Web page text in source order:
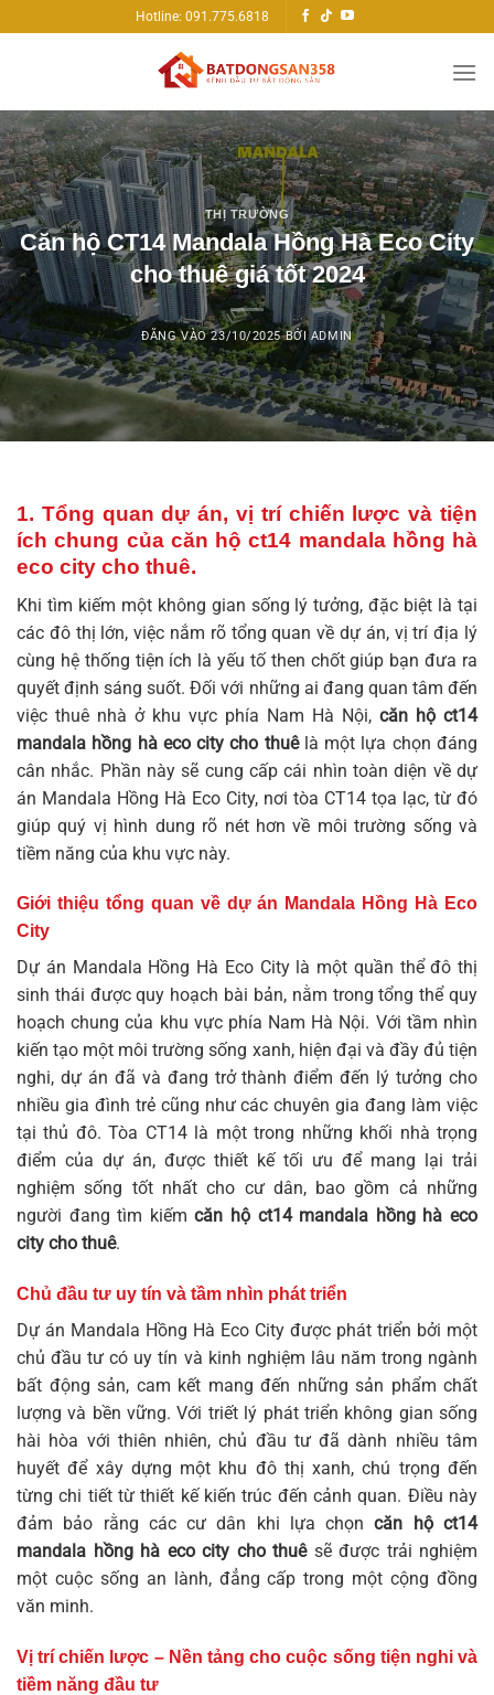
qua
Hotline: 091.775.6818
THỊ TRƯỜNG
Căn hộ CT14 Mandala Hồng Hà Eco City
cho thuê giá tốt 2024
ĐĂNG VÀO23/10/2025 BỞIADMIN
1. Tổng quan dự án, vị trí chiến lược và tiện
ích chung của căn hộ ct14 mandala hồng hà
eco city cho thuê.
Khi tìm kiếm một không gian sống lý tưởng, đặc biệt là tại
các đô thị lớn, việc nắm rõ tổng quan về dự án, vị trí địa lý
cùng hệ thống tiện ích là yếu tố then chốt giúp bạn đưa ra
quyết định sáng suốt. Đối với những ai đang quan tâm đến
việc thuê nhà ở khu vực phía Nam Hà Nội, căn hộ ct14
mandala hồng hà eco city cho thuêlà một lựa chọn đáng
cân nhắc. Phần này sẽ cung cấp cái nhìn toàn diện về dự
án Mandala Hồng Hà Eco City, nơi tòa CT14 tọa lạc, từ đó
giúp quý vị hình dung rõ nét hơn về môi trường sống và
tiềm năng của khu vực này.
Giới thiệu tổng quan về dự án Mandala Hồng Hà Eco
City
Dự án Mandala Hồng Hà Eco City là một quần thể đô thị
sinh thái được quy hoạch bài bản, nằm trong tổng thể quy
hoạch chung của khu vực phía Nam Hà Nội. Với tầm nhìn
kiến tạo một môi trường sống xanh, hiện đại và đầy đủ tiện
nghi, dự án đã và đang trở thành điểm đến lý tưởng cho
nhiều gia đình trẻ cũng như các chuyên gia đang làm việc
tại thủ đô. Tòa CT14 là một trong những khối nhà trọng
điểm của dự án, được thiết kế tối ưu để mang lại trải
nghiệm sống tốt nhất cho cư dân, bao gồm cả những
người đang tìm kiếmcăn hộ ct14 mandala hồng hà eco
city cho thuê.
Chủ đầu tư uy tín và tầm nhìn phát triển
Dự án Mandala Hồng Hà Eco City được phát triển bởi một
chủ đầu tư có uy tín và kinh nghiệm lâu năm trong ngành
bất động sản, cam kết mang đến những sản phẩm chất
lượng và bền vững. Với triết lý phát triển không gian sống
hài hòa với thiên nhiên, chủ đầu tư đã dành nhiều tâm
huyết để xây dựng một khu đô thị xanh, chú trọng đến
từng chi tiết từ thiết kế kiến trúc đến cảnh quan. Điều này
đảm bảo rằng các cư dân khi lựa chọncăn hộ ct14
mandala hồng hà eco city cho thuêsẽ được trải nghiệm
một cuộc sống an lành, đẳng cấp trong một cộng đồng
văn minh.
Vị trí chiến lược – Nền tảng cho cuộc sống tiện nghi và
tiềm năng đầu tư